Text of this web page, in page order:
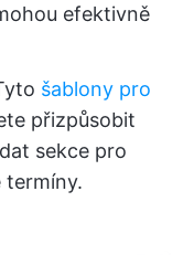
efektivně
šablony pro
přizpůsobit
sekce pro
termíny.